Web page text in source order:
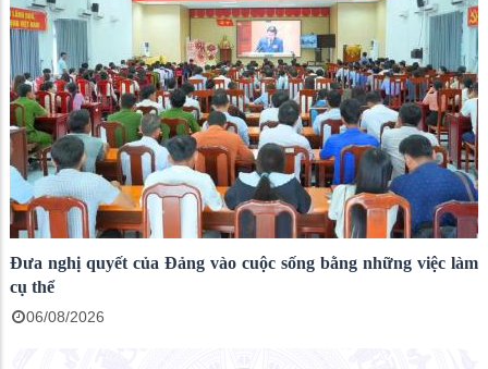
Đưa nghị quyết của Đảng vào cuộc sống bằng những việc làm
cụ thể
06/08/2026